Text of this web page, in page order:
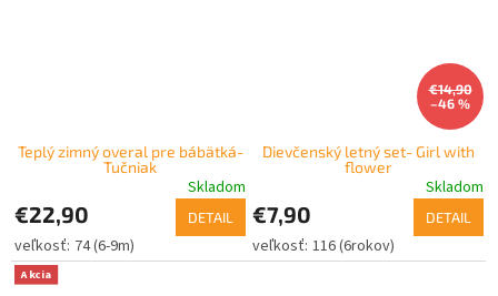
Teplý zimný overal pre bábätká-
Tučniak
Skladom
€22,90 DETAIL
74 (6-9m)
€14,90
–46 %
Dievčenský letný set- Girl with
flower
Skladom
€7,90 DETAIL
116 (6rokov)
Akcia